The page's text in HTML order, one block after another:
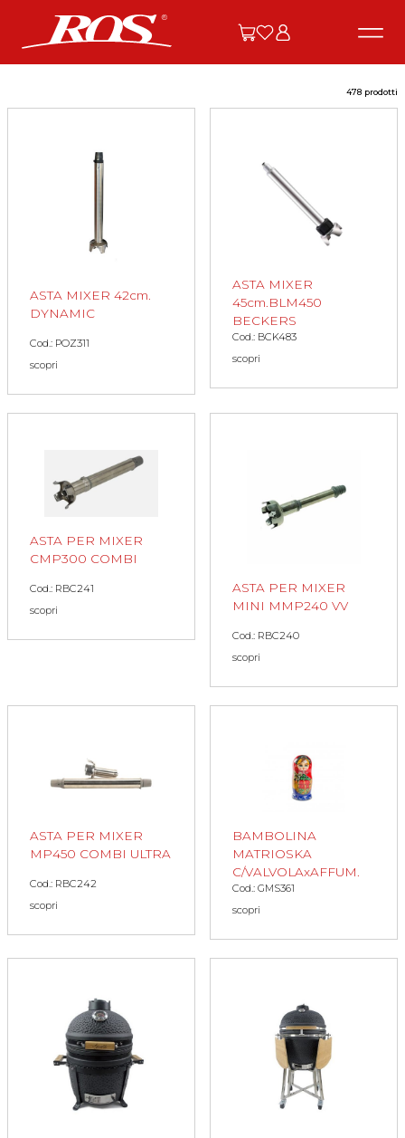
478 prodotti
ASTA MIXER 42cm.
DYNAMIC
Cod.: POZ311
scopri
ASTA MIXER
45cm.BLM450
BECKERS
Cod.: BCK483
scopri
ASTA PER MIXER
CMP300 COMBI
Cod.: RBC241
scopri
ASTA PER MIXER
MINI MMP240 VV
Cod.: RBC240
scopri
ASTA PER MIXER
MP450 COMBI ULTRA
Cod.: RBC242
scopri
BAMBOLINA
MATRIOSKA
C/VALVOLAxAFFUM.
Cod.: GMS361
scopri